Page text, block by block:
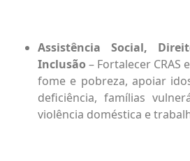
Assistência Social,
Inclusão – Fortalecer CRAS
fome e pobreza, apoiar
deficiência, famílias
violência doméstica e